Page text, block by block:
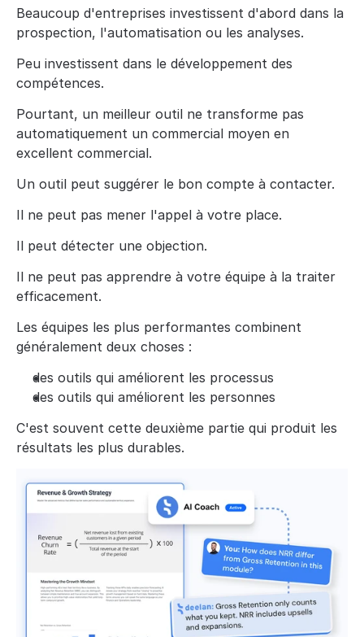
Beaucoup d'entreprises investissent d'abord dans la
prospection, l'automatisation ou les analyses.
Peu investissent dans le développement des
compétences.
Pourtant, un meilleur outil ne transforme pas
automatiquement un commercial moyen en
excellent commercial.
Un outil peut suggérer le bon compte à contacter.
Il ne peut pas mener l'appel à votre place.
Il peut détecter une objection.
Il ne peut pas apprendre à votre équipe à la traiter
efficacement.
Les équipes les plus performantes combinent
généralement deux choses :
des outils qui améliorent les processus
des outils qui améliorent les personnes
C'est souvent cette deuxième partie qui produit les
résultats les plus durables.